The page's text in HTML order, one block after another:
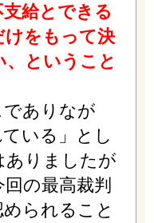
給とできる
をもって決
ということ
ありなが
いる」とし
ありましたが
の最高裁判
られること